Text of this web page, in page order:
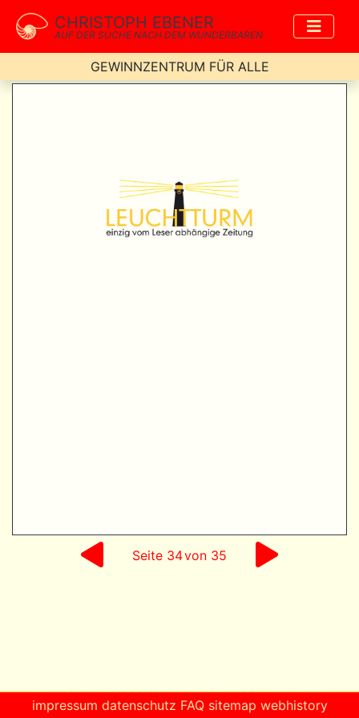
CHRISTOPH EBENER
AUF DER SUCHE NACH DEM WUNDERBAREN
GEWINNZENTRUM FÜR ALLE
Seite 34von 35
impressum datenschutz FAQ sitemap webhistory